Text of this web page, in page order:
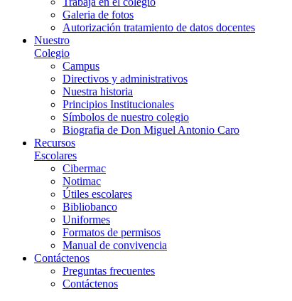
Galeria de fotos
Autorización tratamiento de datos docentes
Nuestro
Colegio
Campus
Directivos y administrativos
Nuestra historia
Principios Institucionales
Símbolos de nuestro colegio
Biografia de Don Miguel Antonio Caro
Recursos
Escolares
Cibermac
Notimac
Útiles escolares
Bibliobanco
Uniformes
Formatos de permisos
Manual de convivencia
Contáctenos
Preguntas frecuentes
Contáctenos